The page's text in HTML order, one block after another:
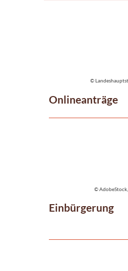
Onlineanträge
©
Einbürgerung
©